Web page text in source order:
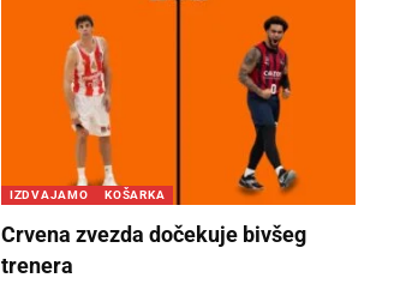
IZDVAJAMO KOŠARKA
Crvena zvezda dočekuje bivšeg
trenera